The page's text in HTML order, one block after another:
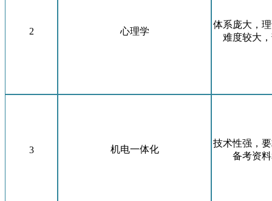
2 心理学
体系庞大，
难度较大
3 机电一体化
技术性强，
备考资